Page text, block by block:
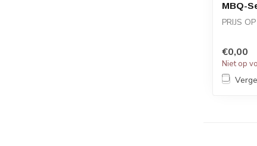
MBQ-
PRIJS
€0,00
Niet op